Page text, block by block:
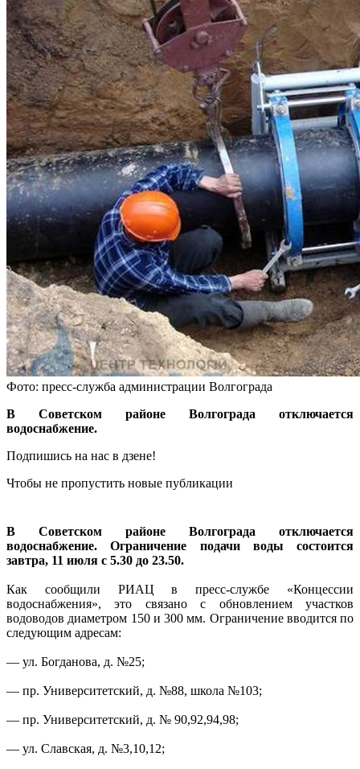
Фото: пресс-служба администрации Волгограда
В Советском районе Волгограда отключается
водоснабжение.
Подпишись на нас в дзене!
Чтобы не пропустить новые публикации
В Советском районе Волгограда отключается
водоснабжение. Ограничение подачи воды состоится
завтра, 11 июля с 5.30 до 23.50.
Как сообщили РИАЦ в пресс-службе «Концессии
водоснабжения», это связано с обновлением участков
водоводов диаметром 150 и 300 мм. Ограничение вводится по
следующим адресам:
— ул. Богданова, д. №25;
— пр. Университетский, д. №88, школа №103;
— пр. Университетский, д. № 90,92,94,98;
— ул. Славская, д. №3,10,12;